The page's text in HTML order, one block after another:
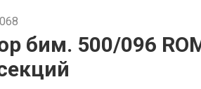
бим. 500/096